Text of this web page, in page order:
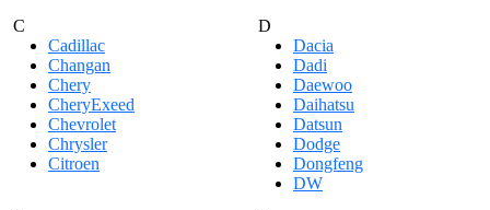
C
Cadillac
Changan
Chery
CheryExeed
Chevrolet
Chrysler
Citroen
D
Dacia
Dadi
Daewoo
Daihatsu
Datsun
Dodge
Dongfeng
DW